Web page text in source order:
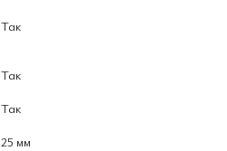
Так
Так
Так
25 мм